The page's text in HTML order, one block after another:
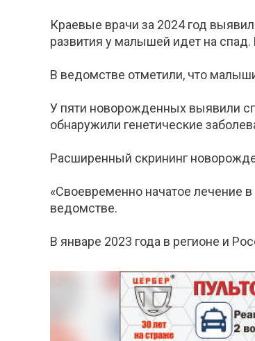
Краевые врачи за 2024 год
развития у малышей идет на
В ведомстве отметили, что
У пяти новорожденных выявили
обнаружили генетические
Расширенный скрининг
«Своевременно начатое лечение
ведомстве.
В январе 2023 года в регионе и